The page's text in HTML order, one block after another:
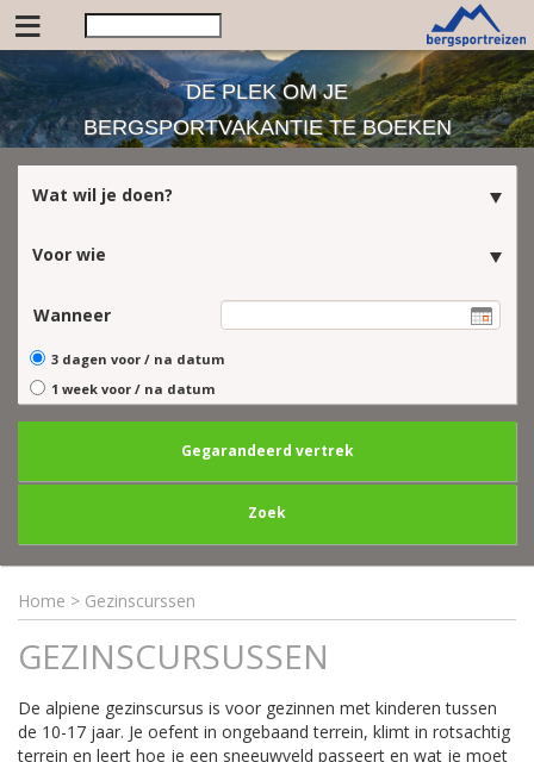
≡
DE PLEK OM JE
BERGSPORTVAKANTIE TE BOEKEN
Wat wil je doen?
Voor wie
Wanneer
3 dagen voor / na datum
1 week voor / na datum
Gegarandeerd vertrek
Zoek
Home > Gezinscurssen
GEZINSCURSUSSEN
De alpiene gezinscursus is voor gezinnen met kinderen tussen
de 10-17 jaar. Je oefent in ongebaand terrein, klimt in rotsachtig
terrein en leert hoe je een sneeuwveld passeert en wat je moet